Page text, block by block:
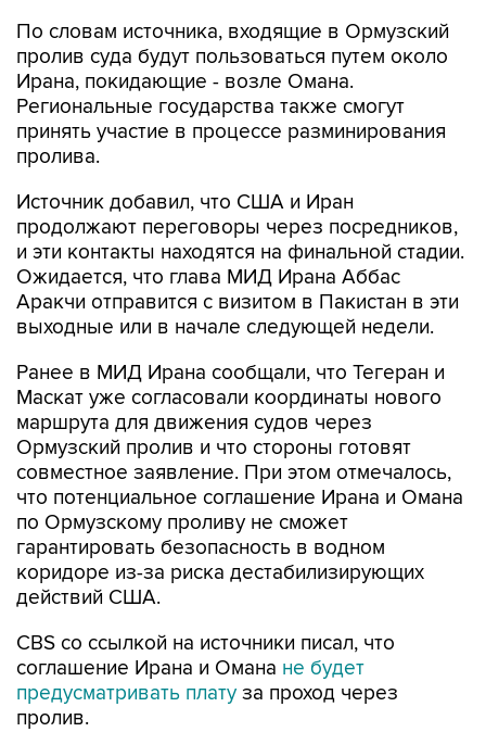
По словам источника, входящие в Ормузский
пролив суда будут пользоваться путем около
Ирана, покидающие - возле Омана.
Региональные государства также смогут
принять участие в процессе разминирования
пролива.
Источник добавил, что США и Иран
продолжают переговоры через посредников,
и эти контакты находятся на финальной стадии.
Ожидается, что глава МИД Ирана Аббас
Аракчи отправится с визитом в Пакистан в эти
выходные или в начале следующей недели.
Ранее в МИД Ирана сообщали, что Тегеран и
Маскат уже согласовали координаты нового
маршрута для движения судов через
Ормузский пролив и что стороны готовят
совместное заявление. При этом отмечалось,
что потенциальное соглашение Ирана и Омана
по Ормузскому проливу не сможет
гарантировать безопасность в водном
коридоре из-за риска дестабилизирующих
действий США.
CBS со ссылкой на источники писал, что
соглашение Ирана и Омана не будет
предусматривать плату за проход через
пролив.